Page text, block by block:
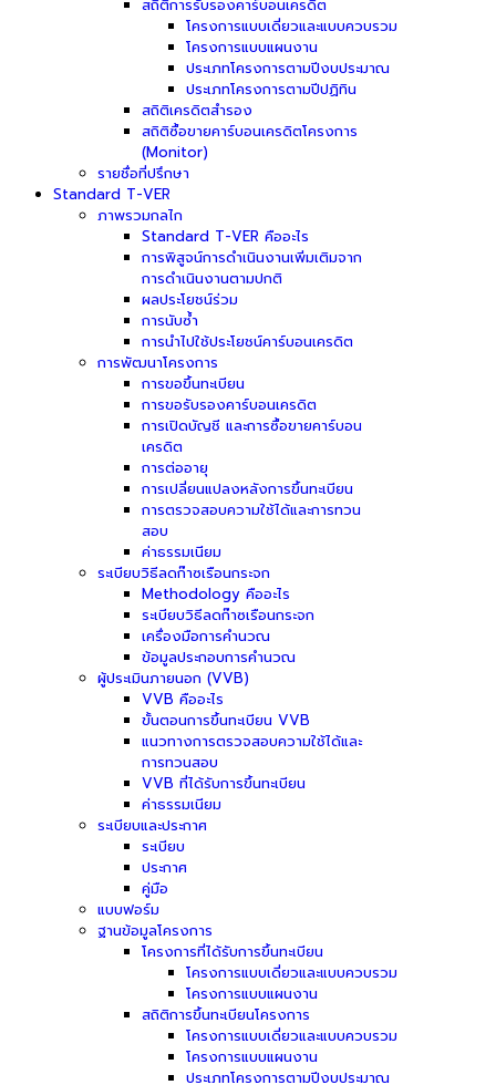
สถิติการรับรองคาร์บอนเครดิต
โครงการแบบเดี่ยวและแบบควบรวม
โครงการแบบแผนงาน
ประเภทโครงการตามปีงบประมาณ
ประเภทโครงการตามปีปฏิทิน
สถิติเครดิตสำรอง
สถิติซื้อขายคาร์บอนเครดิตโครงการ
(Monitor)
รายชื่อที่ปรึกษา
Standard T-VER
ภาพรวมกลไก
Standard T-VER คืออะไร
การพิสูจน์การดำเนินงานเพิ่มเติมจาก
การดำเนินงานตามปกติ
ผลประโยชน์ร่วม
การนับซ้ำ
การนำไปใช้ประโยชน์คาร์บอนเครดิต
การพัฒนาโครงการ
การขอขึ้นทะเบียน
การขอรับรองคาร์บอนเครดิต
การเปิดบัญชี และการซื้อขายคาร์บอน
เครดิต
การต่ออายุ
การเปลี่ยนแปลงหลังการขึ้นทะเบียน
การตรวจสอบความใช้ได้และการทวน
สอบ
ค่าธรรมเนียม
ระเบียบวิธีลดก๊าซเรือนกระจก
Methodology คืออะไร
ระเบียบวิธีลดก๊าซเรือนกระจก
เครื่องมือการคำนวณ
ข้อมูลประกอบการคำนวณ
ผู้ประเมินภายนอก (VVB)
VVB คืออะไร
ขั้นตอนการขึ้นทะเบียน VVB
แนวทางการตรวจสอบความใช้ได้และ
การทวนสอบ
VVB ที่ได้รับการขึ้นทะเบียน
ค่าธรรมเนียม
ระเบียบและประกาศ
ระเบียบ
ประกาศ
คู่มือ
แบบฟอร์ม
ฐานข้อมูลโครงการ
โครงการที่ได้รับการขึ้นทะเบียน
โครงการแบบเดี่ยวและแบบควบรวม
โครงการแบบแผนงาน
สถิติการขึ้นทะเบียนโครงการ
โครงการแบบเดี่ยวและแบบควบรวม
โครงการแบบแผนงาน
ประเภทโครงการตามปีงบประมาณ